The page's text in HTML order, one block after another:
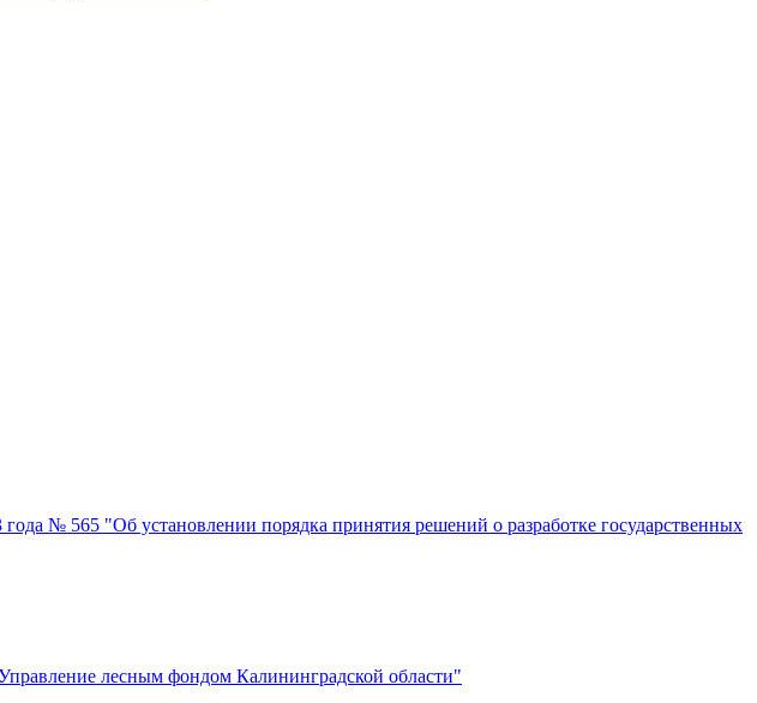
№ 565 "Об установлении порядка принятия решений о разработке государственных
лесным фондом Калининградской области"